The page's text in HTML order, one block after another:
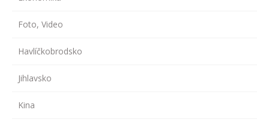
Foto, Video
Havlíčkobrodsko
Jihlavsko
Kina